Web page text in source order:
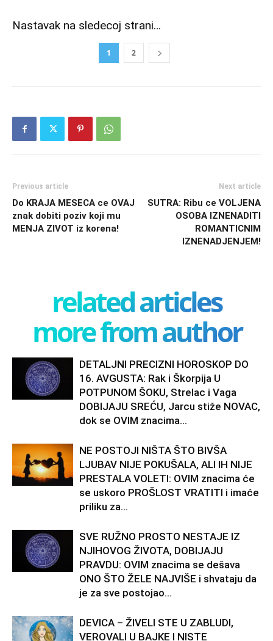
Nastavak na sledecoj strani…
1 2
Previous article
Do KRAJA MESECA ce OVAJ
znak dobiti poziv koji mu
MENJA ZIVOT iz korena!
Next article
SUTRA: Ribu ce VOLJENA
OSOBA IZNENADITI
ROMANTICNIM
IZNENADJENJEM!
related articles
more from author
DETALJNI PRECIZNI HOROSKOP DO
16. AVGUSTA: Rak i Škorpija U
POTPUNOM ŠOKU, Strelac i Vaga
DOBIJAJU SREĆU, Jarcu stiže NOVAC,
dok se OVIM znacima...
NE POSTOJI NIŠTA ŠTO BIVŠA
LJUBAV NIJE POKUŠALA, ALI IH NIJE
PRESTALA VOLETI: OVIM znacima će
se uskoro PROŠLOST VRATITI i imaće
priliku za...
SVE RUŽNO PROSTO NESTAJE IZ
NJIHOVOG ŽIVOTA, DOBIJAJU
PRAVDU: OVIM znacima se dešava
ONO ŠTO ŽELE NAJVIŠE i shvataju da
je za sve postojao...
DEVICA – ŽIVELI STE U ZABLUDI,
VEROVALI U BAJKE I NISTE